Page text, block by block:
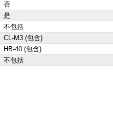
否
是
不包括
CL-M3 (包含)
HB-40 (包含)
不包括